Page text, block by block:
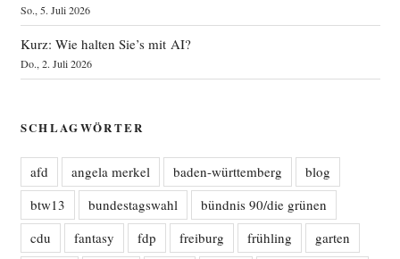
So., 5. Juli 2026
Kurz: Wie halten Sie’s mit AI?
Do., 2. Juli 2026
SCHLAGWÖRTER
afd angela merkel baden-württemberg
blog
btw13
bundestagswahl
bündnis 90/die grünen
cdu
fantasy fdp freiburg frühling
garten